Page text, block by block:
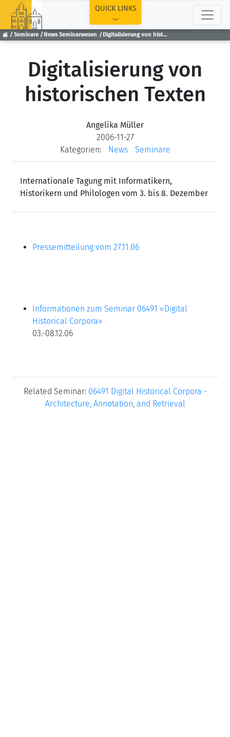
Seminare News Seminarwesen Digitalisierung von historischen Texten
QUICK LINKS
Digitalisierung von
historischen Texten
Angelika Müller
2006-11-27
Kategorien:
News Seminare
Internationale Tagung mit Informatikern,
Historikern und Philologen vom 3. bis 8. Dezember
Pressemitteilung vom 27.11.06
Informationen zum Seminar 06491 «Digital
Historical Corpora»
03.-08.12.06
Related Seminar: 06491 Digital Historical Corpora -
Architecture, Annotation, and Retrieval